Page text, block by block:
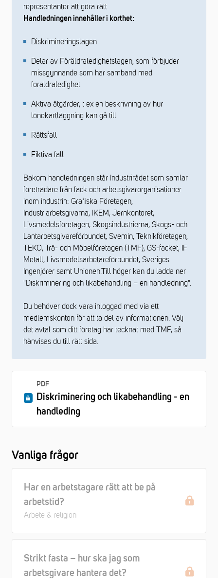
representanter att göra rätt.
Handledningen innehåller i korthet:
Diskrimineringslagen
Delar av Föräldraledighetslagen, som förbjuder
missgynnande som har samband med
föräldraledighet
Aktiva åtgärder, t ex en beskrivning av hur
lönekartläggning kan gå till
Rättsfall
Fiktiva fall
Bakom handledningen står Industrirådet som samlar
företrädare från fack och arbetsgivarorganisationer
inom industrin: Grafiska Företagen,
Industriarbetsgivarna, IKEM, Jernkontoret,
Livsmedelsföretagen, Skogsindustrierna, Skogs- och
Lantarbetsgivareförbundet, Svemin, Teknikföretagen,
TEKO, Trä- och Möbelföretagen (TMF), GS-facket, IF
Metall, Livsmedelsarbetareförbundet, Sveriges
Ingenjörer samt Unionen.Till höger kan du ladda ner
"Diskriminering och likabehandling – en handledning".
Du behöver dock vara inloggad med via ett
medlemskonton för att ta del av informationen. Välj
det avtal som ditt företag har tecknat med TMF, så
hänvisas du till rätt sida.
PDF
Diskriminering och likabehandling - en
handleding
Vanliga frågor
Har en arbetstagare rätt att be på
arbetstid?
Arbete & religion
Strikt fasta – hur ska jag som
arbetsgivare hantera det?